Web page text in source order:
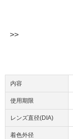
内容
使用期限
レンズ直径(DIA)
着色外径